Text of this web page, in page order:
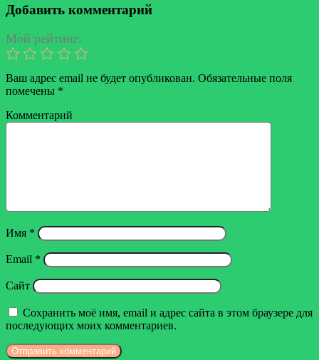
через
электронную
почту
Добавить комментарий
Мой рейтинг:
Ваш адрес email не будет опубликован. Обязательные поля
помечены *
Комментарий
Имя *
Email *
Сайт
Сохранить моё имя, email и адрес сайта в этом браузере для
последующих моих комментариев.